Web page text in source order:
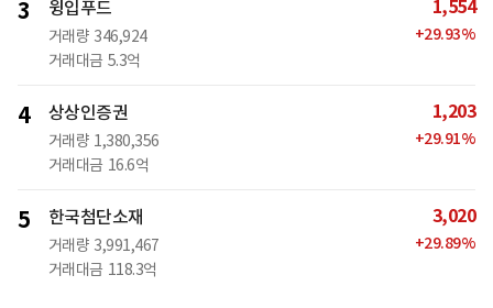
3 윙입푸드
거래량 346,924
거래대금 5.3억
1,554
+29.93%
4 상상인증권
거래량 1,380,356
거래대금 16.6억
1,203
+29.91%
5 한국첨단소재
거래량 3,991,467
거래대금 118.3억
3,020
+29.89%